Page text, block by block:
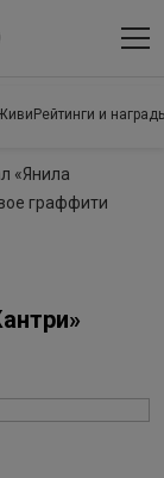
Рейтинги и
«Янила
граффити